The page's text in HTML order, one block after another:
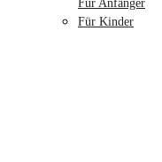
Für Anfänger
Für Kinder